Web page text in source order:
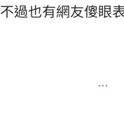
過也有網友傻眼